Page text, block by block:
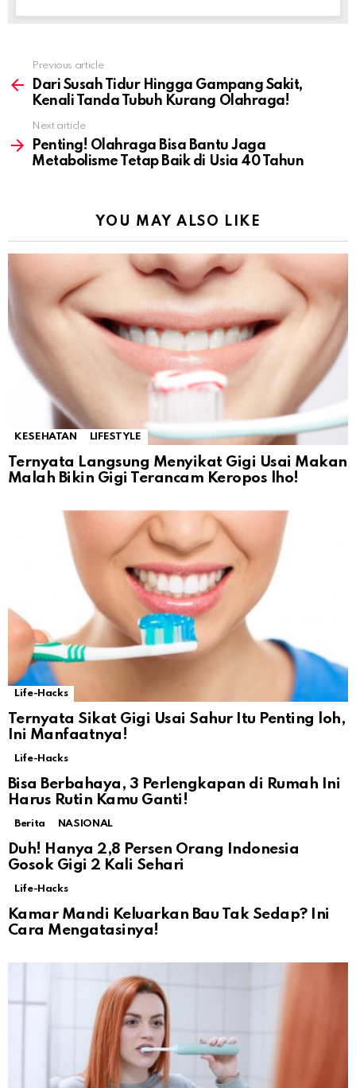
more
Previous article
Dari Susah Tidur Hingga Gampang Sakit,
Kenali Tanda Tubuh Kurang Olahraga!
Next article
Penting! Olahraga Bisa Bantu Jaga
Metabolisme Tetap Baik di Usia 40 Tahun
YOU MAY ALSO LIKE
KESEHATAN LIFESTYLE
Ternyata Langsung Menyikat Gigi Usai Makan
Malah Bikin Gigi Terancam Keropos lho!
Life-Hacks
Ternyata Sikat Gigi Usai Sahur Itu Penting loh,
Ini Manfaatnya!
Life-Hacks
Bisa Berbahaya, 3 Perlengkapan di Rumah Ini
Harus Rutin Kamu Ganti!
Berita NASIONAL
Duh! Hanya 2,8 Persen Orang Indonesia
Gosok Gigi 2 Kali Sehari
Life-Hacks
Kamar Mandi Keluarkan Bau Tak Sedap? Ini
Cara Mengatasinya!